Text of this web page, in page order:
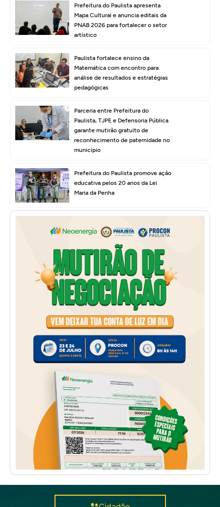
Prefeitura do Paulista apresenta
Mapa Cultural e anuncia editais da
PNAB 2026 para fortalecer o setor
artístico
Paulista fortalece ensino da
Matemática com encontro para
análise de resultados e estratégias
pedagógicas
Parceria entre Prefeitura do
Paulista, TJPE e Defensoria Pública
garante mutirão gratuito de
reconhecimento de paternidade no
município
Prefeitura do Paulista promove ação
educativa pelos 20 anos da Lei
Maria da Penha